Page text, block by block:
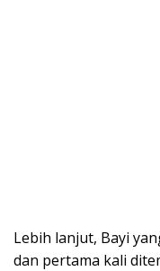
Lebih lanjut, Bayi
dan pertama kali